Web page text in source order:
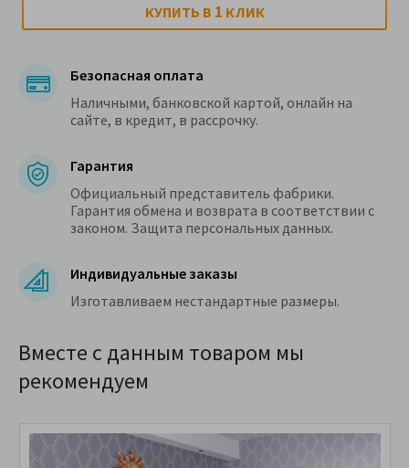
КУПИТЬ В 1 КЛИК
Безопасная оплата
Наличными, банковской картой, онлайн на
сайте, в кредит, в рассрочку.
Гарантия
Официальный представитель фабрики.
Гарантия обмена и возврата в соответствии с
законом. Защита персональных данных.
Индивидуальные заказы
Изготавливаем нестандартные размеры.
Вместе с данным товаром мы
рекомендуем